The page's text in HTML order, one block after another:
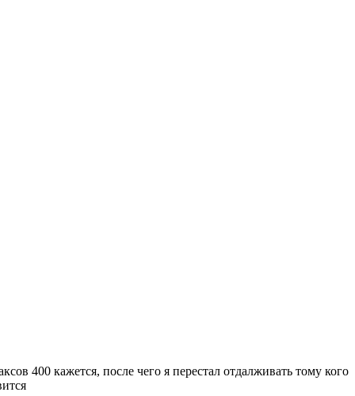
400 кажется, после чего я перестал отдалживать тому кого